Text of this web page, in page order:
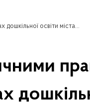
Проведено навчання-семінар з медичними працівниками, відповідальними за харчування в закладах дошкільної освіти міста Івано-Франківська